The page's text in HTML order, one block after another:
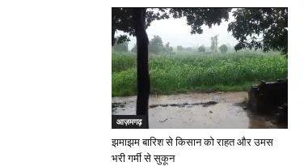
आज़मगढ़
झमाझम बारिश से किसान को राहत और उमस
भरी गर्मी से सुकून